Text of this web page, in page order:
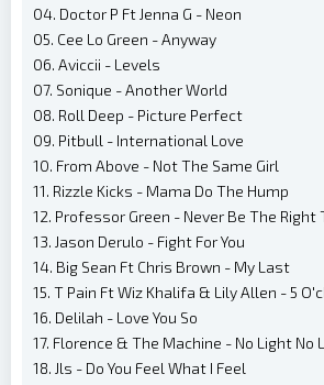
04. Doctor P Ft Jenna G - Neon
05. Cee Lo Green - Anyway
06. Aviccii - Levels
07. Sonique - Another World
08. Roll Deep - Picture Perfect
09. Pitbull - International Love
10. From Above - Not The Same Girl
11. Rizzle Kicks - Mama Do The Hump
12. Professor Green - Never Be The Right
13. Jason Derulo - Fight For You
14. Big Sean Ft Chris Brown - My Last
15. T Pain Ft Wiz Khalifa & Lily Allen - 5
16. Delilah - Love You So
17. Florence & The Machine - No Light No
18. Jls - Do You Feel What I Feel